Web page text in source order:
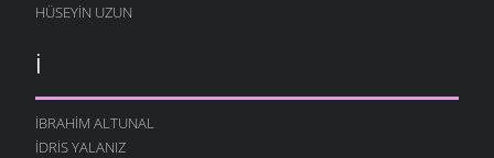
HÜSEYIN UZUN
İ
İBRAHIM ALTUNAL
İDRIS YALANIZ